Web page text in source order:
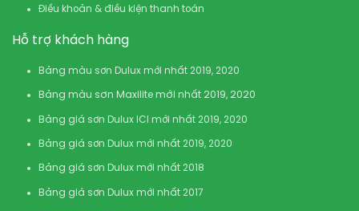
Điều khoản & điều kiện thanh toán
Hỗ trợ khách hàng
Bảng màu sơn Dulux mới nhất 2019, 2020
Bảng màu sơn Maxilite mới nhất 2019, 2020
Bảng giá sơn Dulux ICI mới nhất 2019, 2020
Bảng giá sơn Dulux mới nhất 2019, 2020
Bảng giá sơn Dulux mới nhất 2018
Bảng giá sơn Dulux mới nhất 2017